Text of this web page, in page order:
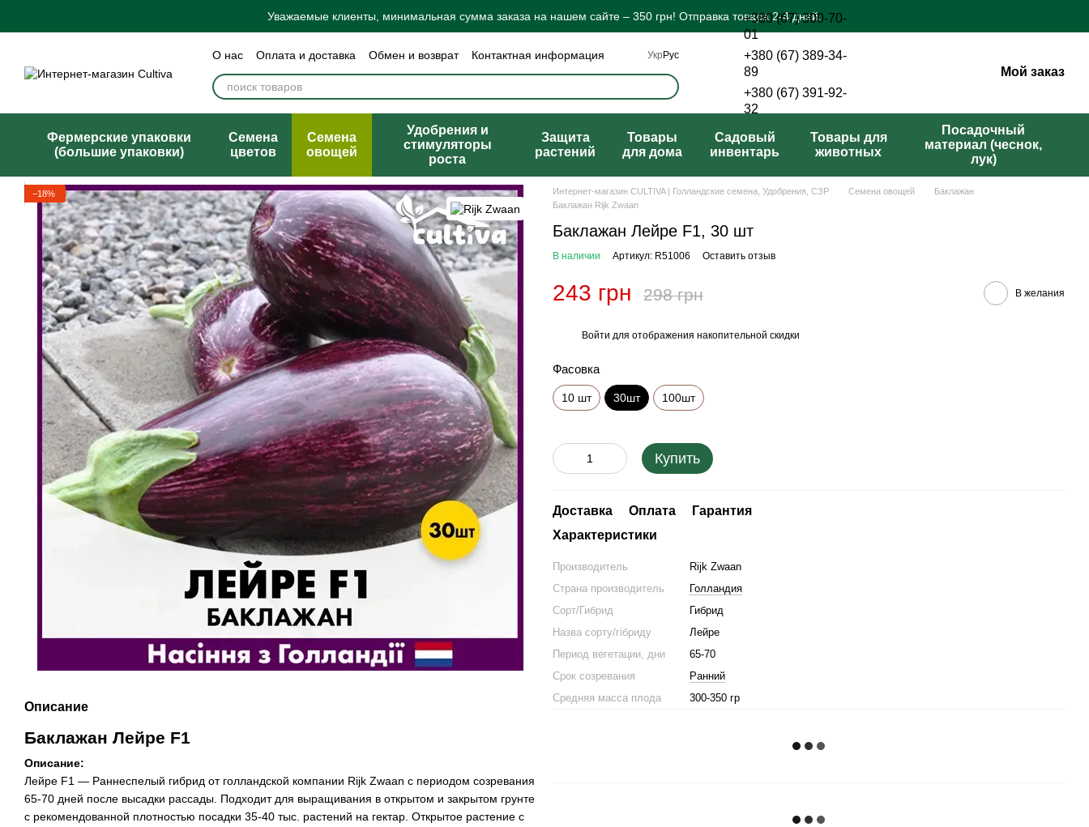
Уважаемые клиенты, минимальная сумма заказа на нашем сайте – 350 грн! Отправка товара 2-4 дней.
О нас Оплата и доставка Обмен и возврат
Контактная информация
Бренды
Блог Политика конфиденциальности
Отзывы о магазине
Договор публичной оферты
Укр Рус
+380 (67) 300-70-
01
+380 (67) 389-34-
89
+380 (67) 391-92-
32
Мой заказ
Фермерские упаковки
(большие упаковки)
Семена
цветов
Семена
овощей
Удобрения и
стимуляторы
роста
Защита
растений
Товары
для дома
Cадовый
инвентарь
Товары для
животных
Посадочный
материал (чеснок,
лук)
−18%
Описание
Баклажан Лейре F1
Описание:
Лейре F1 — Раннеспелый гибрид от голландской компании Rijk Zwaan с периодом созревания
65-70 дней после высадки рассады. Подходит для выращивания в открытом и закрытом грунте
с рекомендованной плотностью посадки 35-40 тыс. растений на гектар. Открытое растение с
Интернет-магазин CULTIVA | Голландские семена, Удобрения, СЗР Семена овощей
Баклажан
Баклажан Rijk Zwaan
Баклажан Лейре F1, 30 шт
В наличии Артикул: R51006 Оставить отзыв
243 грн 298 грн В желания
Войти для отображения накопительной скидки
Фасовка
10 шт 30шт 100шт
Купить
Доставка Оплата
Гарантия
Характеристики
Производитель
Rijk Zwaan
Страна производитель
Голландия
Сорт/Гибрид
Гибрид
Назва сорту/гібриду
Лейре
Период вегетации, дни
65-70
Срок созревания
Ранний
Средняя масса плода
300-350 гр